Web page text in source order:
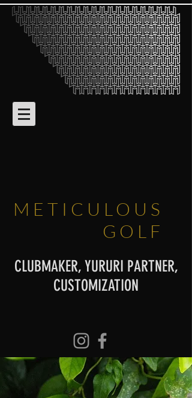
METICULOUS
GOLF
CLUBMAKER, YURURI PARTNER,
CUSTOMIZATION